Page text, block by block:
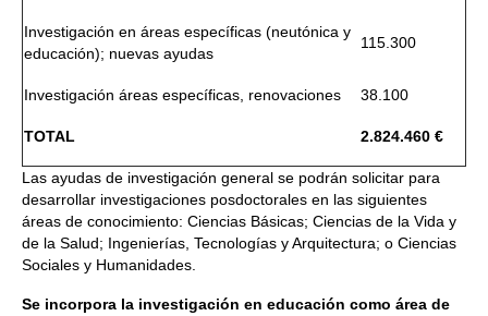
Investigación en áreas específicas (neutónica y
educación); nuevas ayudas
115.300
Investigación áreas específicas, renovaciones 38.100
TOTAL 2.824.460 €
Las ayudas de investigación general se podrán solicitar para
desarrollar investigaciones posdoctorales en las siguientes
áreas de conocimiento: Ciencias Básicas; Ciencias de la Vida y
de la Salud; Ingenierías, Tecnologías y Arquitectura; o Ciencias
Sociales y Humanidades.
Se incorpora la investigación en educación como área de